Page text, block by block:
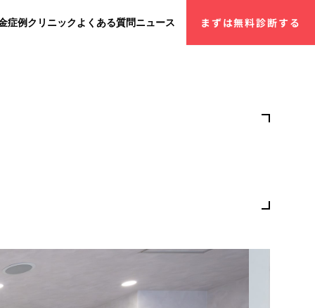
症例クリニックよくある質問ニュース まずは無料診断する